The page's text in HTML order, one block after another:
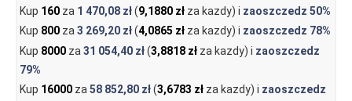
Kup 160za 1 470,08 zł(9,1880 złza kazdy) i zaoszczedz 50%
Kup 800za3 269,20 zł(4,0865 złza kazdy) i zaoszczedz 78%
Kup 8000za 31 054,40 zł(3,8818 złza kazdy) i zaoszczedz
79%
Kup 16000za58 852,80 zł(3,6783 złza kazdy) i zaoszczedz